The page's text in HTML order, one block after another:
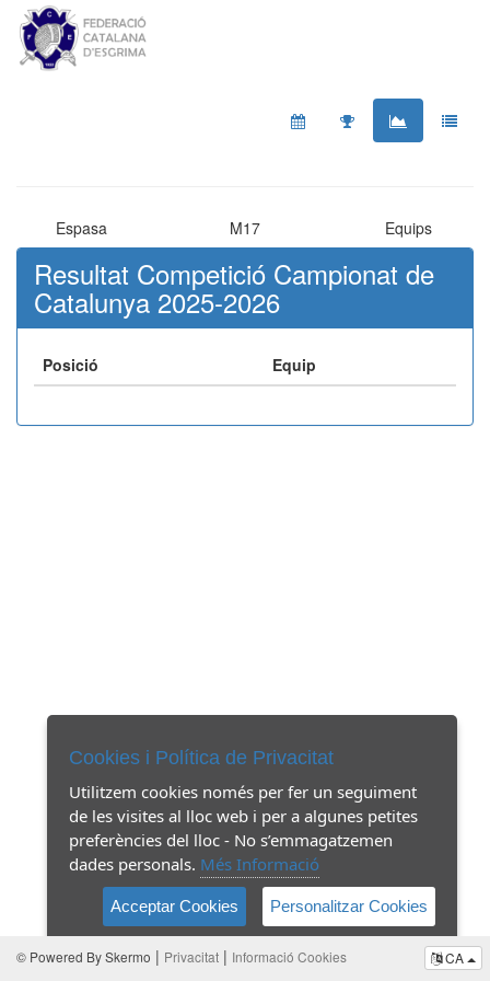
Espasa M17 Equips
Resultat Competició Campionat de
Catalunya 2025-2026
Posició Equip
© Powered By Skermo | Privacitat | Informació Cookies CA
Cookies i Política de Privacitat
Utilitzem cookies només per fer un seguiment
de les visites al lloc web i per a algunes petites
preferències del lloc - No s’emmagatzemen
dades personals. Més Informació
Acceptar Cookies Personalitzar Cookies